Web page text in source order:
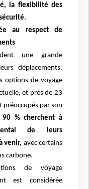
la flexibilité des
au respect de
une grande
déplacements.
options de voyage
et près de 23
préoccupés par son
90 % cherchent à
de leurs
venir, avec certains
carbone.
de voyage
est considérée